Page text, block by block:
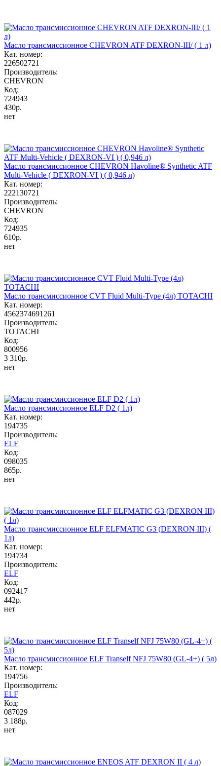
Масло трансмиссионное CHEVRON ATF DEXRON-III/ ( 1 л)
Кат. номер:
226502721
Производитель:
CHEVRON
Код:
724943
430р.
нет
Масло трансмиссионное CHEVRON Havoline® Synthetic ATF
Multi-Vehicle ( DEXRON-VI ) ( 0,946 л)
Кат. номер:
222130721
Производитель:
CHEVRON
Код:
724935
610р.
нет
Масло трансмиссионное CVT Fluid Multi-Type (4л) TOTACHI
Кат. номер:
4562374691261
Производитель:
TOTACHI
Код:
800956
3 310р.
нет
Масло трансмиссионное ELF D2 ( 1л)
Кат. номер:
194735
Производитель:
ELF
Код:
098035
865р.
нет
Масло трансмиссионное ELF ELFMATIC G3 (DEXRON III) (
1л)
Кат. номер:
194734
Производитель:
ELF
Код:
092417
442р.
нет
Масло трансмиссионное ELF Tranself NFJ 75W80 (GL-4+) ( 5л)
Кат. номер:
194756
Производитель:
ELF
Код:
087029
3 188р.
нет